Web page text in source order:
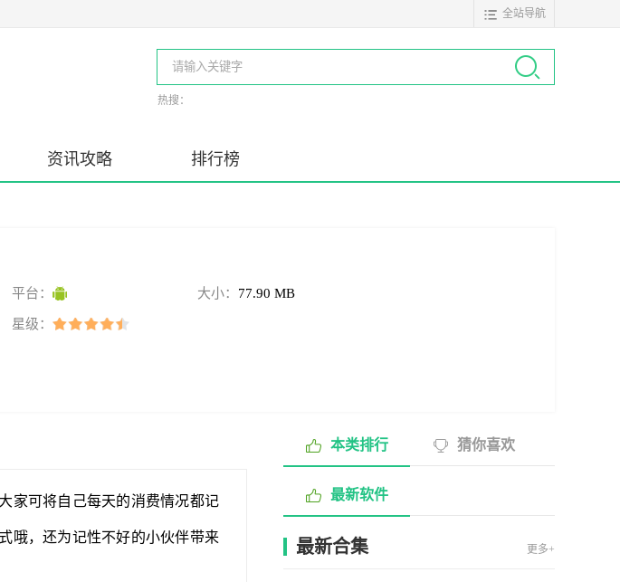
全站导航
热搜：
资讯攻略 排行榜
平台： 大小： 77.90 MB
星级：
家可将自己每天的消费情况都记
哦，还为记性不好的小伙伴带来
本类排行 猜你喜欢
最新软件
最新合集 更多+